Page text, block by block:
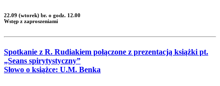
22.09 (wtorek) br. o godz. 12.00
Wstęp z zaproszeniami
Spotkanie z R. Rudiakiem połączone z prezentacją książki pt.
„Seans spirytystyczny”
Słowo o książce: U.M. Benka